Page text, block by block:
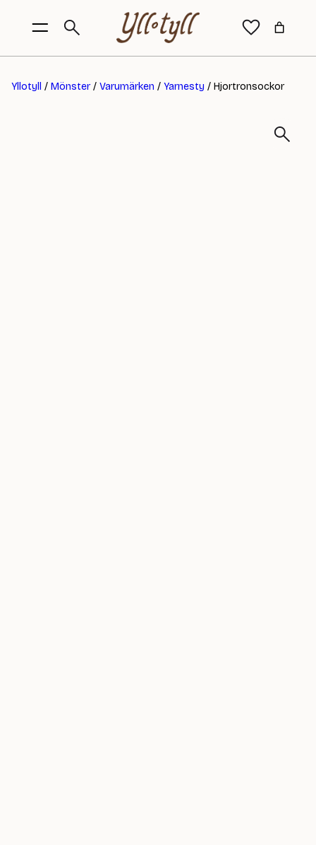
Yllotyll / Mönster/ Varumärken / Yarnesty / Hjortronsockor